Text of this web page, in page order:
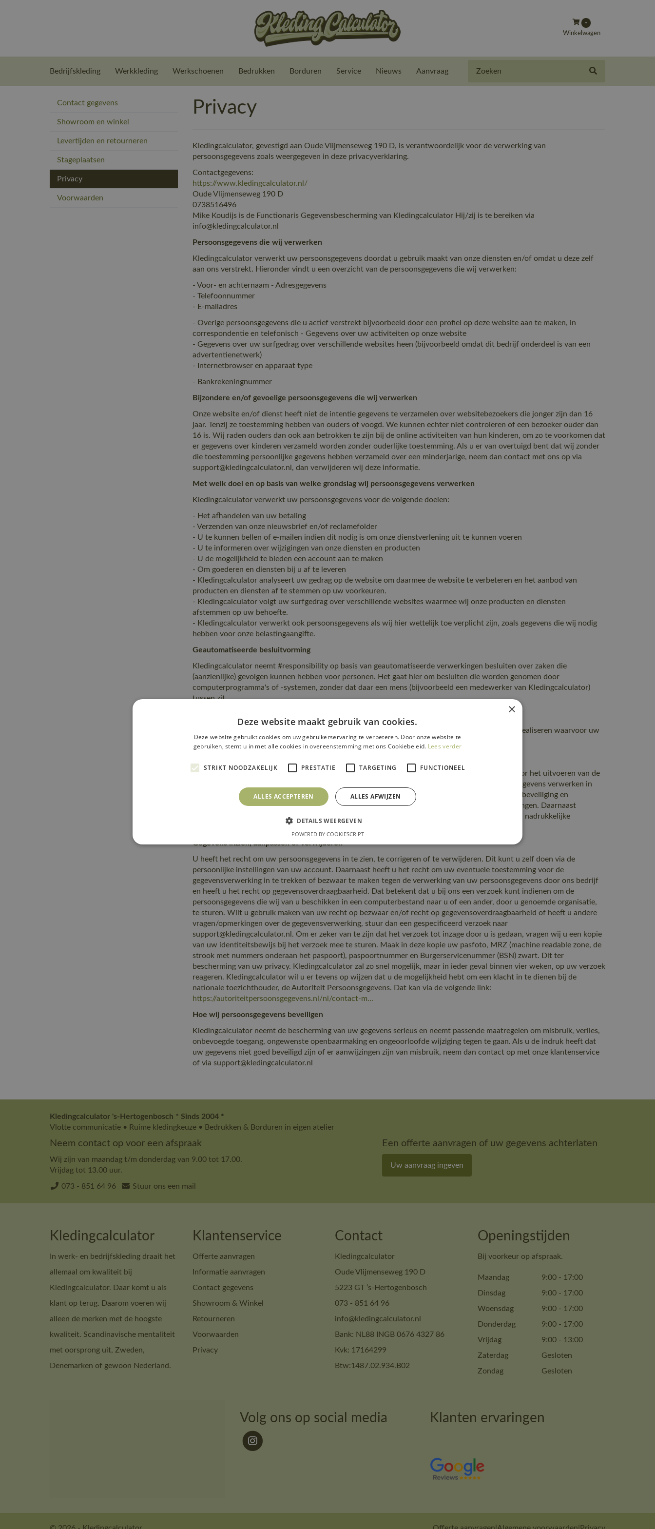
-
Winkelwagen
Bedrijfskleding Werkkleding Werkschoenen Bedrukken Borduren Service Nieuws Aanvraag
Contact gegevens
Showroom en winkel
Levertijden en retourneren
Stageplaatsen
Privacy
Voorwaarden
Privacy
Kledingcalculator, gevestigd aan Oude Vlijmenseweg 190 D, is verantwoordelijk voor de verwerking van
persoonsgegevens zoals weergegeven in deze privacyverklaring.
Contactgegevens:
https://www.kledingcalculator.nl/
Oude Vlijmenseweg 190 D
0738516496
Mike Koudijs is de Functionaris Gegevensbescherming van Kledingcalculator Hij/zij is te bereiken via
info@kledingcalculator.nl
Persoonsgegevens die wij verwerken
Kledingcalculator verwerkt uw persoonsgegevens doordat u gebruik maakt van onze diensten en/of omdat u deze zelf
aan ons verstrekt. Hieronder vindt u een overzicht van de persoonsgegevens die wij verwerken:
- Voor- en achternaam - Adresgegevens
- Telefoonnummer
- E-mailadres
- Overige persoonsgegevens die u actief verstrekt bijvoorbeeld door een profiel op deze website aan te maken, in
correspondentie en telefonisch - Gegevens over uw activiteiten op onze website
- Gegevens over uw surfgedrag over verschillende websites heen (bijvoorbeeld omdat dit bedrijf onderdeel is van een
advertentienetwerk)
- Internetbrowser en apparaat type
- Bankrekeningnummer
Bijzondere en/of gevoelige persoonsgegevens die wij verwerken
Onze website en/of dienst heeft niet de intentie gegevens te verzamelen over websitebezoekers die jonger zijn dan 16
jaar. Tenzij ze toestemming hebben van ouders of voogd. We kunnen echter niet controleren of een bezoeker ouder dan
16 is. Wij raden ouders dan ook aan betrokken te zijn bij de online activiteiten van hun kinderen, om zo te voorkomen dat
er gegevens over kinderen verzameld worden zonder ouderlijke toestemming. Als u er van overtuigd bent dat wij zonder
die toestemming persoonlijke gegevens hebben verzameld over een minderjarige, neem dan contact met ons op via
support@kledingcalculator.nl, dan verwijderen wij deze informatie.
Met welk doel en op basis van welke grondslag wij persoonsgegevens verwerken
Kledingcalculator verwerkt uw persoonsgegevens voor de volgende doelen:
- Het afhandelen van uw betaling
- Verzenden van onze nieuwsbrief en/of reclamefolder
- U te kunnen bellen of e-mailen indien dit nodig is om onze dienstverlening uit te kunnen voeren
- U te informeren over wijzigingen van onze diensten en producten
- U de mogelijkheid te bieden een account aan te maken
- Om goederen en diensten bij u af te leveren
- Kledingcalculator analyseert uw gedrag op de website om daarmee de website te verbeteren en het aanbod van
producten en diensten af te stemmen op uw voorkeuren.
- Kledingcalculator volgt uw surfgedrag over verschillende websites waarmee wij onze producten en diensten
afstemmen op uw behoefte.
- Kledingcalculator verwerkt ook persoonsgegevens als wij hier wettelijk toe verplicht zijn, zoals gegevens die wij nodig
hebben voor onze belastingaangifte.
Geautomatiseerde besluitvorming
Kledingcalculator neemt #responsibility op basis van geautomatiseerde verwerkingen besluiten over zaken die
(aanzienlijke) gevolgen kunnen hebben voor personen. Het gaat hier om besluiten die worden genomen door
computerprogramma's of -systemen, zonder dat daar een mens (bijvoorbeeld een medewerker van Kledingcalculator)
tussen zit.
Kledingcalculator bewaart uw persoonsgegevens niet langer dan strikt nodig is om de doelen te realiseren waarvoor uw
gegevens worden verzameld.
Kledingcalculator deelt uw persoonsgegevens met verschillende derden als dit noodzakelijk is voor het uitvoeren van de
overeenkomst en om te voldoen aan een eventuele wettelijke verplichting. Met bedrijven die u gegevens verwerken in
onze opdracht, sluiten wij een verwerkersovereenkomst om te zorgen voor eenzelfde niveau van beveiliging en
vertrouwelijkheid van uw gegevens. Kledingcalculator blijft verantwoordelijk voor deze verwerkingen. Daarnaast
verstrekt Kledingcalculator uw persoonsgegevens aan andere derden. Dit doen wij alleen met uw nadrukkelijke
Gegevens inzien, aanpassen of verwijderen
U heeft het recht om uw persoonsgegevens in te zien, te corrigeren of te verwijderen. Dit kunt u zelf doen via de
persoonlijke instellingen van uw account. Daarnaast heeft u het recht om uw eventuele toestemming voor de
gegevensverwerking in te trekken of bezwaar te maken tegen de verwerking van uw persoonsgegevens door ons bedrijf
en heeft u het recht op gegevensoverdraagbaarheid. Dat betekent dat u bij ons een verzoek kunt indienen om de
persoonsgegevens die wij van u beschikken in een computerbestand naar u of een ander, door u genoemde organisatie,
te sturen. Wilt u gebruik maken van uw recht op bezwaar en/of recht op gegevensoverdraagbaarheid of heeft u andere
vragen/opmerkingen over de gegevensverwerking, stuur dan een gespecificeerd verzoek naar
support@kledingcalculator.nl. Om er zeker van te zijn dat het verzoek tot inzage door u is gedaan, vragen wij u een kopie
van uw identiteitsbewijs bij het verzoek mee te sturen. Maak in deze kopie uw pasfoto, MRZ (machine readable zone, de
strook met nummers onderaan het paspoort), paspoortnummer en Burgerservicenummer (BSN) zwart. Dit ter
bescherming van uw privacy. Kledingcalculator zal zo snel mogelijk, maar in ieder geval binnen vier weken, op uw verzoek
reageren. Kledingcalculator wil u er tevens op wijzen dat u de mogelijkheid hebt om een klacht in te dienen bij de
nationale toezichthouder, de Autoriteit Persoonsgegevens. Dat kan via de volgende link:
https://autoriteitpersoonsgegevens.nl/nl/contact-m...
Hoe wij persoonsgegevens beveiligen
Kledingcalculator neemt de bescherming van uw gegevens serieus en neemt passende maatregelen om misbruik, verlies,
onbevoegde toegang, ongewenste openbaarmaking en ongeoorloofde wijziging tegen te gaan. Als u de indruk heeft dat
uw gegevens niet goed beveiligd zijn of er aanwijzingen zijn van misbruik, neem dan contact op met onze klantenservice
of via support@kledingcalculator.nl
Kledingcalculator 's-Hertogenbosch * Sinds 2004 *
Vlotte communicatie • Ruime kledingkeuze • Bedrukken & Borduren in eigen atelier
Neem contact op voor een afspraak
Wij zijn van maandag t/m donderdag van 9.00 tot 17.00.
Vrijdag tot 13.00 uur.
073 - 851 64 96 Stuur ons een mail
Een offerte aanvragen of uw gegevens achterlaten
Uw aanvraag ingeven
Kledingcalculator
In werk- en bedrijfskleding draait het
allemaal om kwaliteit bij
Kledingcalculator. Daar komt u als
klant op terug. Daarom voeren wij
alleen de merken met de hoogste
kwaliteit. Scandinavische mentaliteit
met oorsprong uit, Zweden,
Denemarken of gewoon Nederland.
Klantenservice
Offerte aanvragen
Informatie aanvragen
Contact gegevens
Showroom & Winkel
Retourneren
Voorwaarden
Privacy
Contact
Kledingcalculator
Oude Vlijmenseweg 190 D
5223 GT ‘s-Hertogenbosch
073 - 851 64 96
info@kledingcalculator.nl
Bank: NL88 INGB 0676 4327 86
Kvk: 17164299
Btw:1487.02.934.B02
Openingstijden
Bij voorkeur op afspraak.
Maandag 9:00 - 17:00
Dinsdag
9:00 - 17:00
Woensdag
9:00 - 17:00
Donderdag
9:00 - 17:00
Vrijdag
9:00 - 13:00
Zaterdag
Gesloten
Zondag
Gesloten
Volg ons op social media Klanten ervaringen
×
Deze website maakt gebruik van cookies.
Deze website gebruikt cookies om uw gebruikerservaring te verbeteren. Door onze website te
gebruiken, stemt u in met alle cookies in overeenstemming met ons Cookiebeleid. Lees verder
STRIKT NOODZAKELIJK PRESTATIE TARGETING FUNCTIONEEL
ALLES ACCEPTEREN ALLES AFWIJZEN
DETAILS WEERGEVEN
POWERED BY COOKIESCRIPT